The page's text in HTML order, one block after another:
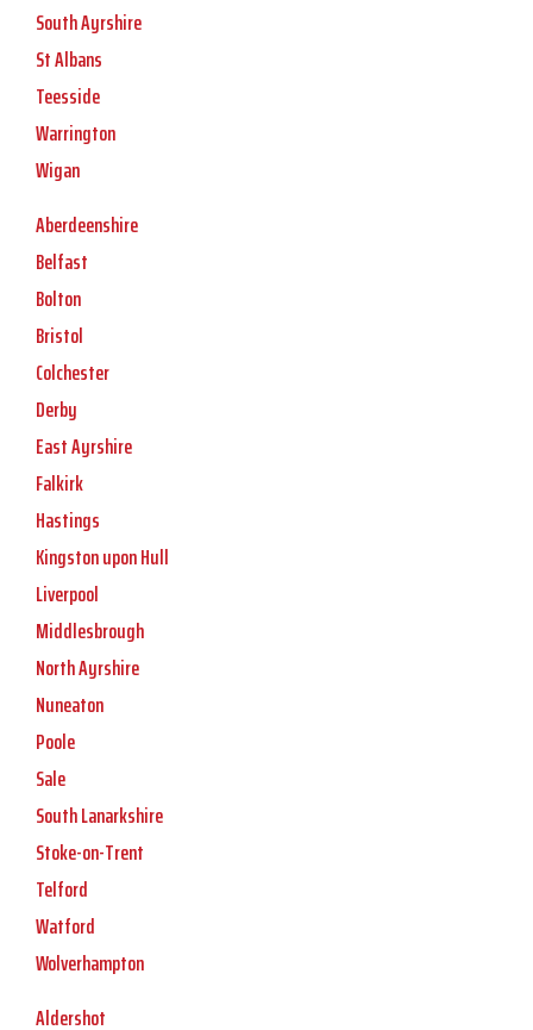
South Ayrshire
St Albans
Teesside
Warrington
Wigan
Aberdeenshire
Belfast
Bolton
Bristol
Colchester
Derby
East Ayrshire
Falkirk
Hastings
Kingston upon Hull
Liverpool
Middlesbrough
North Ayrshire
Nuneaton
Poole
Sale
South Lanarkshire
Stoke-on-Trent
Telford
Watford
Wolverhampton
Aldershot